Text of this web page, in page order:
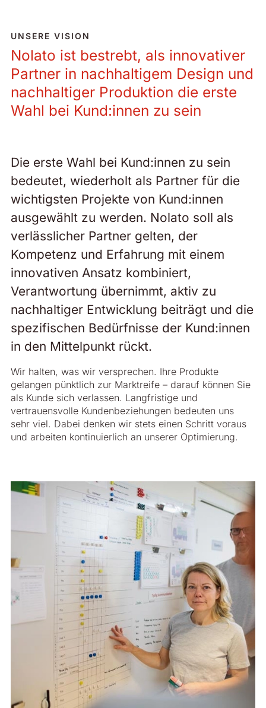
UNSERE VISION
Nolato ist bestrebt, als innovativer
Partner in nachhaltigem Design und
nachhaltiger Produktion die erste
Wahl bei Kund:innen zu sein
Die erste Wahl bei Kund:innen zu sein
bedeutet, wiederholt als Partner für die
wichtigsten Projekte von Kund:innen
ausgewählt zu werden. Nolato soll als
verlässlicher Partner gelten, der
Kompetenz und Erfahrung mit einem
innovativen Ansatz kombiniert,
Verantwortung übernimmt, aktiv zu
nachhaltiger Entwicklung beiträgt und die
spezifischen Bedürfnisse der Kund:innen
in den Mittelpunkt rückt.
Wir halten, was wir versprechen. Ihre Produkte
gelangen pünktlich zur Marktreife – darauf können Sie
als Kunde sich verlassen. Langfristige und
vertrauensvolle Kundenbeziehungen bedeuten uns
sehr viel. Dabei denken wir stets einen Schritt voraus
und arbeiten kontinuierlich an unserer Optimierung.